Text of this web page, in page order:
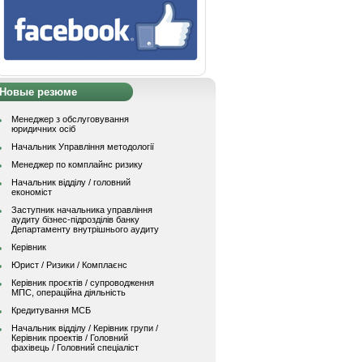
Новые резюме
Менеджер з обслуговування
юридичних осіб
Начальник Управління методології
Менеджер по комплайнс ризику
Начальник відділу / головний
економіст
Заступник начальника управління
аудиту бізнес-підрозділів банку
Департаменту внутрішнього аудиту
Керівник
Юрист / Ризики / Комплаєнс
Керівник проєктів / супроводження
МПС, операційна діяльність
Кредитування МСБ
Начальник вiддiлу / Керівник групи /
Керівник проектів / Головний
фахівець / Головний спеціаліст